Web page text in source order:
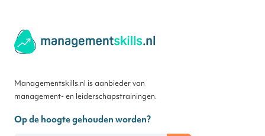
Managementskills.nl is aanbieder van
management- en leiderschapstrainingen.
Op de hoogte gehouden worden?